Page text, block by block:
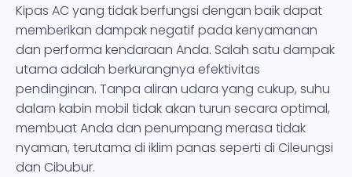
Kipas AC yang tidak berfungsi dengan baik dapat
memberikan dampak negatif pada kenyamanan
dan performa kendaraan Anda. Salah satu dampak
utama adalah berkurangnya efektivitas
pendinginan. Tanpa aliran udara yang cukup, suhu
dalam kabin mobil tidak akan turun secara optimal,
membuat Anda dan penumpang merasa tidak
nyaman, terutama di iklim panas seperti di Cileungsi
dan Cibubur.